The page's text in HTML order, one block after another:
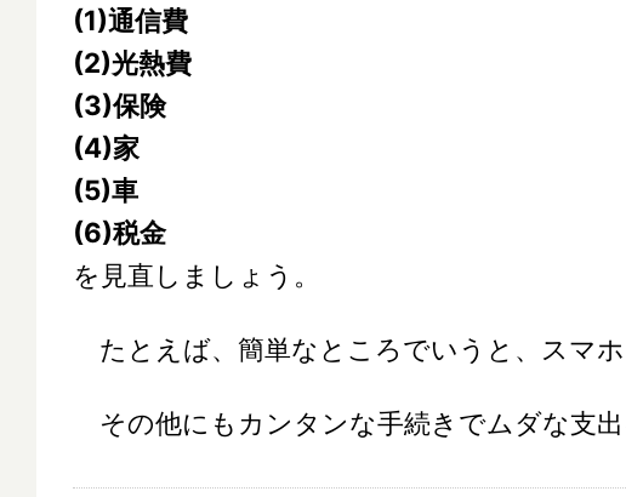
(1)通信費
(2)光熱費
(3)保険
(4)家
(5)車
(6)税金
を見直しましょう。
たとえば、簡単なところでいうと、スマホ
その他にもカンタンな手続きでムダな支出